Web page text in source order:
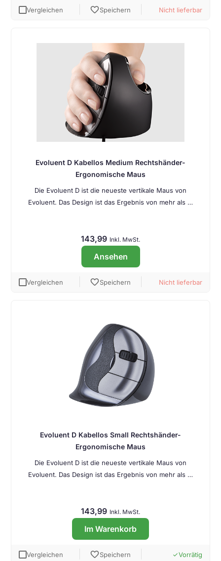
Vergleichen favoriteSpeichern Nicht lieferbar
Evoluent D Kabellos Medium Rechtshänder-
Ergonomische Maus
Die Evoluent D ist die neueste vertikale Maus von
Evoluent. Das Design ist das Ergebnis von mehr als …
143,99 Inkl. MwSt.
Ansehen
Vergleichen favoriteSpeichern Nicht lieferbar
Evoluent D Kabellos Small Rechtshänder-
Ergonomische Maus
Die Evoluent D ist die neueste vertikale Maus von
Evoluent. Das Design ist das Ergebnis von mehr als …
143,99 Inkl. MwSt.
Im Warenkorb
Vergleichen favoriteSpeichern doneVorrätig